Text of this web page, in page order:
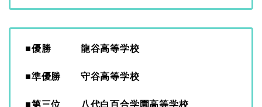
■優勝 龍谷高等学校
■準優勝 守谷高等学校
■第三位 八代白百合学園高等学校